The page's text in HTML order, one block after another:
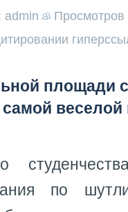
admin
Просмотров
площади
по